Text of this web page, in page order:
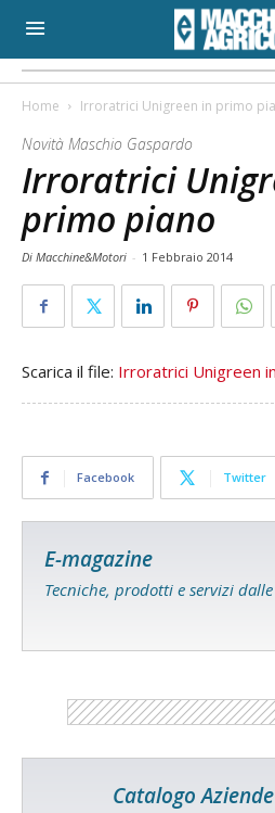
Home Irroratrici Unigreen in primo
Novità Maschio Gaspardo
Irroratrici
primo piano
Di Macchine&Motori - 1 Febbraio 2014
Scarica il file: Irroratrici Unigreen
Facebook Twitter
E-magazine
Tecniche, prodotti e servizi
Catalogo